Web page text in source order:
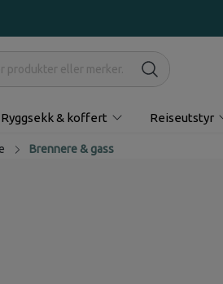
Ryggsekk & koffert Reiseutstyr
Brennere & gass